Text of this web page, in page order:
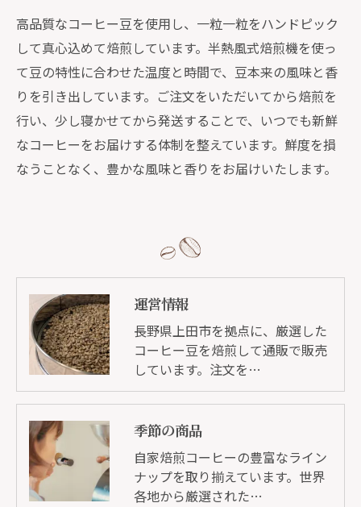
高品質なコーヒー豆を使用し、一粒一粒をハンドピック
して真心込めて焙煎しています。半熱風式焙煎機を使っ
て豆の特性に合わせた温度と時間で、豆本来の風味と香
りを引き出しています。ご注文をいただいてから焙煎を
行い、少し寝かせてから発送することで、いつでも新鮮
なコーヒーをお届けする体制を整えています。鮮度を損
なうことなく、豊かな風味と香りをお届けいたします。
運営情報
長野県上田市を拠点に、厳選した
コーヒー豆を焙煎して通販で販売
しています。注文を…
季節の商品
自家焙煎コーヒーの豊富なライン
ナップを取り揃えています。世界
各地から厳選された…